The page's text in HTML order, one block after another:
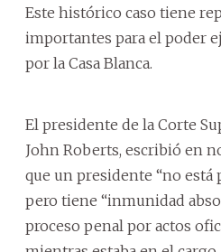
Este histórico caso tiene
importantes para el poder
por la Casa Blanca.
El presidente de la Corte
John Roberts, escribió en
que un presidente “no está
pero tiene “inmunidad
proceso penal por actos